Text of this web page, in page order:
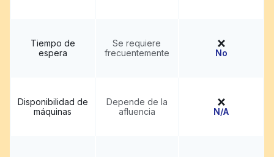
Tiempo de
espera
Se requiere
frecuentemente
No
Disponibilidad de
máquinas
Depende de la
afluencia
N/A